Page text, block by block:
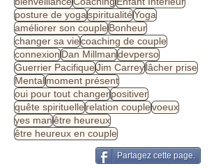
développement personnelbonheurbien être
bienveillanceCoachingEnfant Intérieur
posture de yogaspiritualitéYoga
améliorer son coupleBonheur
changer sa viecoaching de couple
connexionDan Millmandevperso
Guerrier PacifiqueJim Carreylâcher prise
Mentalmoment présent
oui pour tout changerpositiver
quête spirituellerelation couple
yes manêtre heureux
être heureux en couple